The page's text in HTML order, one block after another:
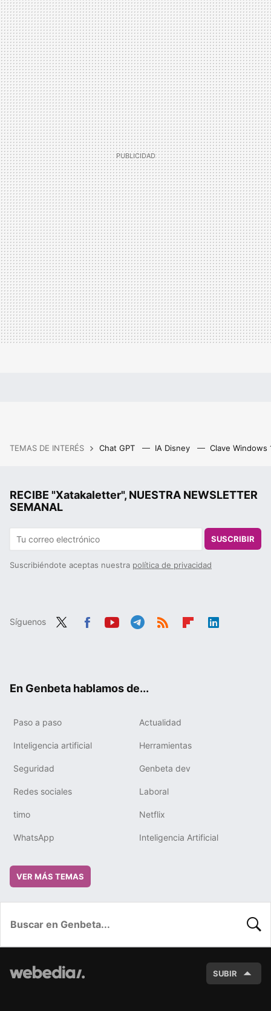
TEMAS DE INTERÉS Chat GPT IA Disney Clave Windows
RECIBE "Xatakaletter", NUESTRA NEWSLETTER
SEMANAL
SUSCRIBIR
Suscribiéndote aceptas nuestra política de privacidad
Síguenos
En Genbeta hablamos de...
Paso a paso Actualidad
Inteligencia artificial Herramientas
Seguridad Genbeta dev
Redes sociales Laboral
timo Netflix
WhatsApp Inteligencia Artificial
VER MÁS TEMAS
SUBIR